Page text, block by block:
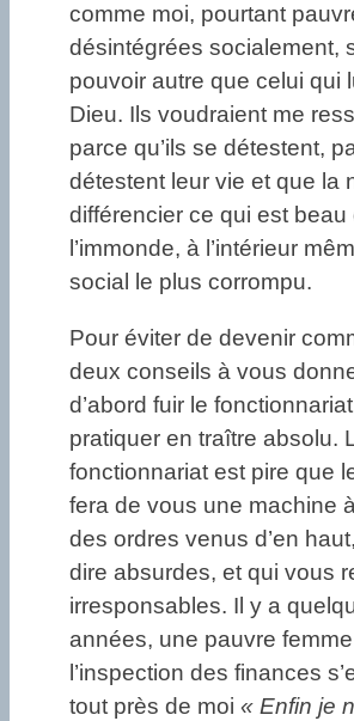
comme moi, pourtant
désintégrées socialement,
pouvoir autre que celui qui
Dieu. Ils voudraient me
parce qu’ils se détestent,
détestent leur vie et que la
différencier ce qui est beau
l’immonde, à l’intérieur
social le plus corrompu.
Pour éviter de devenir
deux conseils à vous
d’abord fuir le
pratiquer en traître absolu.
fonctionnariat est pire que
fera de vous une machine
des ordres venus d’en
dire absurdes, et qui vous
irresponsables. Il y a
années, une pauvre
l’inspection des finances
tout près de moi « Enfin je